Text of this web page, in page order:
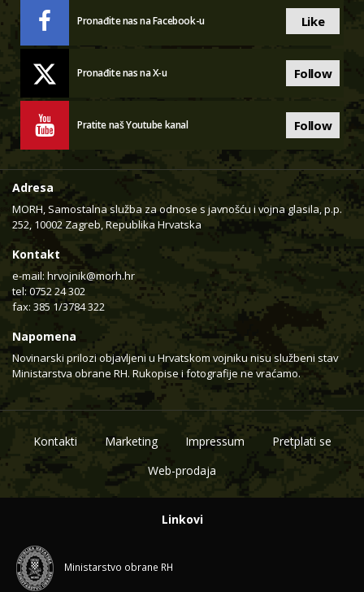
Pronađite nas na Facebook-u Like
Pronađite nas na X-u Follow
Pratite naš Youtube kanal Follow
Adresa
MORH, Samostalna služba za odnose s javnošću i vojna glasila, p.p.
252, 10002 Zagreb, Republika Hrvatska
Kontakt
e-mail: hrvojnik@morh.hr
tel: 0752 24 302
fax: 385 1/3784 322
Napomena
Novinarski prilozi objavljeni u Hrvatskom vojniku nisu službeni stav
Ministarstva obrane RH. Rukopise i fotografije ne vraćamo.
Kontakti Marketing Impressum
Pretplati se
Web-prodaja
Linkovi
Ministarstvo obrane RH